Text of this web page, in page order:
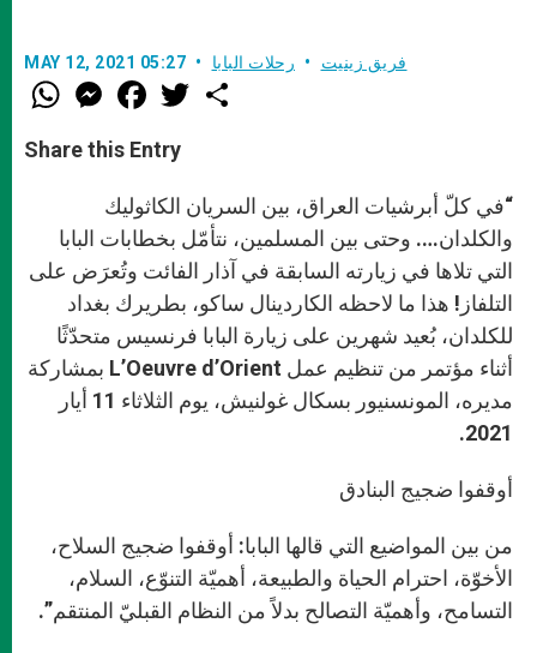
MAY 12, 2021 05:27 فريق زينيت رحلات البابا
W
h
t
s
M
e
s
e
g
e
r
F
a
e
b
o
k
w
r
Share this Entry
“في كلّ أبرشيات العراق، بين السريان الكاثوليك
والكلدان…. وحتى بين المسلمين، نتأمّل بخطابات البابا
التي تلاها في زيارته السابقة في آذار الفائت وتُعرَض على
التلفاز! هذا ما لاحظه الكاردينال ساكو، بطريرك بغداد
للكلدان، بُعيد شهرين على زيارة البابا فرنسيس متحدّثًا
أثناء مؤتمر من تنظيم عمل L’Oeuvre d’Orient بمشاركة
مديره، المونسنيور بسكال غولنيش، يوم الثلاثاء 11 أيار
2021.
أوقفوا ضجيج البنادق
من بين المواضيع التي قالها البابا: أوقفوا ضجيج السلاح،
الأخوّة، احترام الحياة والطبيعة، أهميّة التنوّع، السلام،
التسامح، وأهميّة التصالح بدلاً من النظام القبليّ المنتقم”.